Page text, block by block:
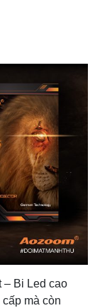
– Bi Led cao
mà còn